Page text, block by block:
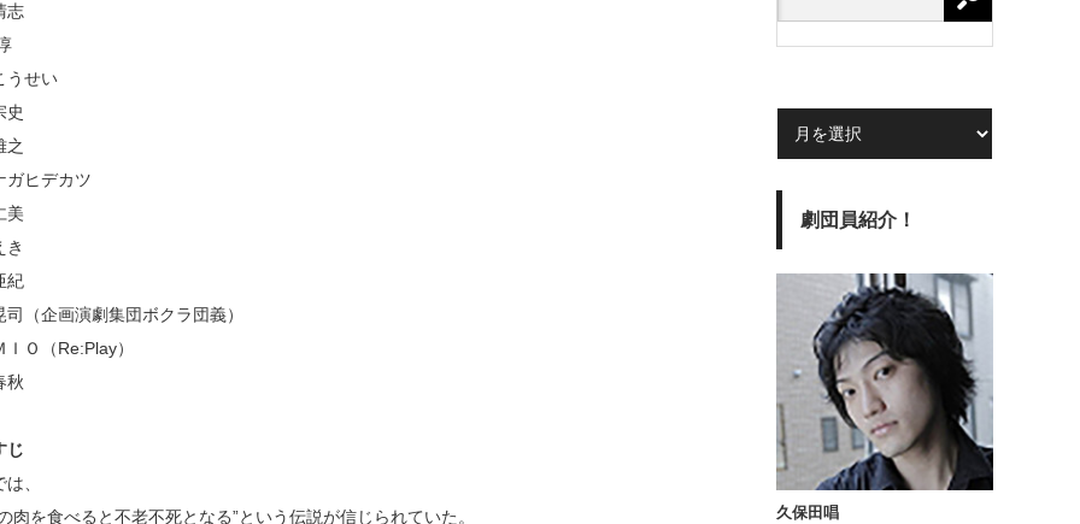
志
うせい
史
之
ガヒデカツ
美
き
紀
司（企画演劇集団ボクラ団義）
ＩＯ（Re:Play）
秋
じ
、
肉を食べると不老不死となる”という伝説が信じられていた。
劇団員紹介！
久保田唱